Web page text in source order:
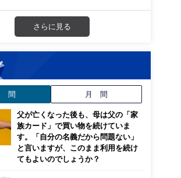
さらに見る
間 月 間
父が亡くなった後も、母は父の「家
族カード」で買い物を続けていま
す。「自分の名義だから問題ない」
と言いますが、このまま利用を続け
てもよいのでしょうか？